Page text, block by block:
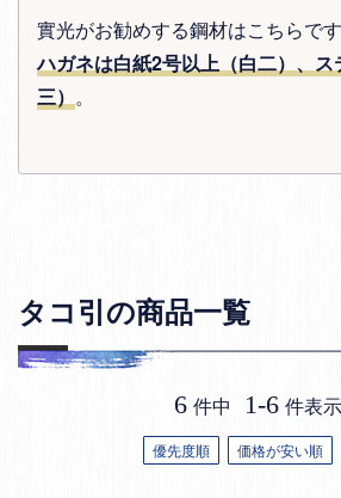
實光がお勧めする鋼材はこちらです
ハガネは白紙2号以上（白二）、
三） 。
タコ引の商品一覧
優先度順 価格が安い順
6 件中 1-6 件表示